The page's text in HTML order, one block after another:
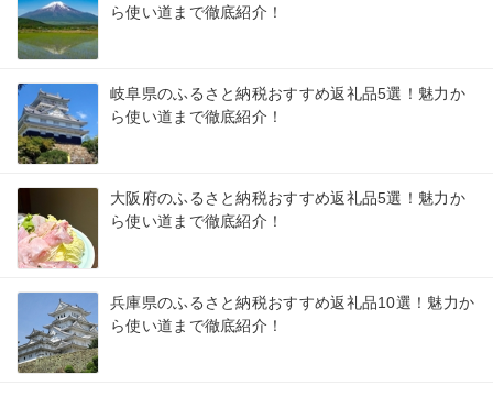
ら使い道まで徹底紹介！
岐阜県のふるさと納税おすすめ返礼品5選！魅力か
ら使い道まで徹底紹介！
大阪府のふるさと納税おすすめ返礼品5選！魅力か
ら使い道まで徹底紹介！
兵庫県のふるさと納税おすすめ返礼品10選！魅力か
ら使い道まで徹底紹介！